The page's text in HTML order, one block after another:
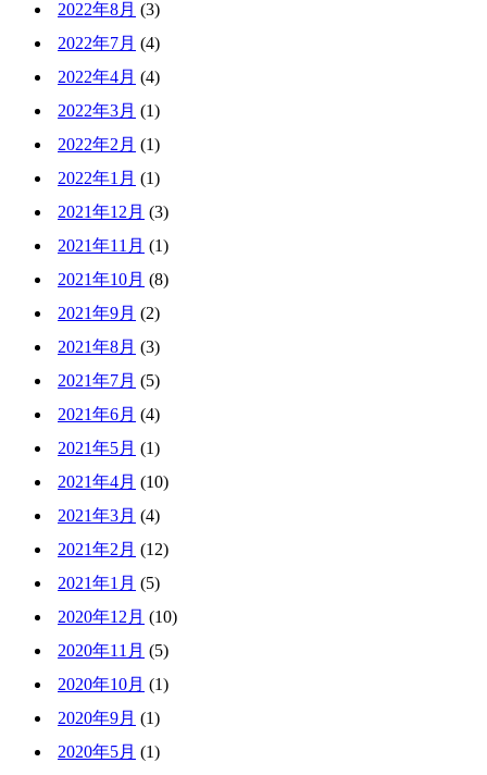
2022年8月 (3)
2022年7月 (4)
2022年4月 (4)
2022年3月 (1)
2022年2月 (1)
2022年1月 (1)
2021年12月 (3)
2021年11月 (1)
2021年10月 (8)
2021年9月 (2)
2021年8月 (3)
2021年7月 (5)
2021年6月 (4)
2021年5月 (1)
2021年4月 (10)
2021年3月 (4)
2021年2月 (12)
2021年1月 (5)
2020年12月 (10)
2020年11月 (5)
2020年10月 (1)
2020年9月 (1)
2020年5月 (1)